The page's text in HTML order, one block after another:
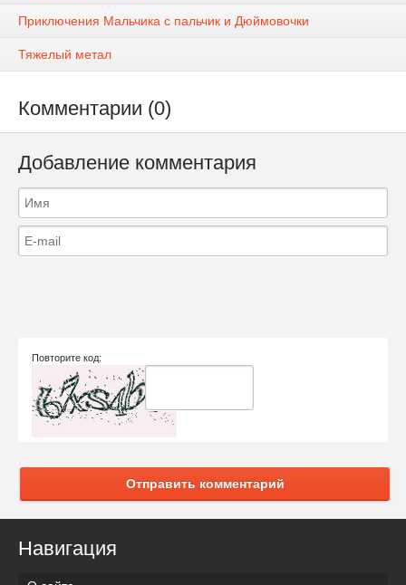
Приключения Мальчика с пальчик и Дюймовочки
Тяжелый метал
Комментарии (0)
Добавление комментария
Повторите код:
Отправить комментарий
Навигация